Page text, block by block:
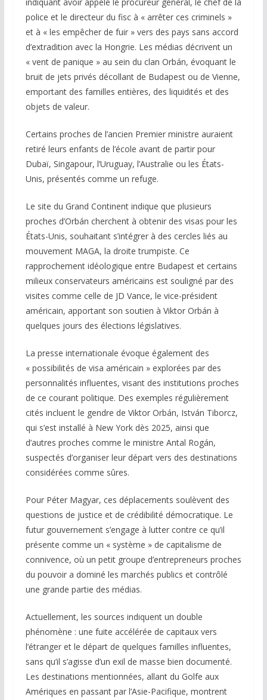
police et le directeur du fisc à « arrêter ces criminels »
et à « les empêcher de fuir » vers des pays sans accord
d’extradition avec la Hongrie. Les médias décrivent un
« vent de panique » au sein du clan Orbán, évoquant le
bruit de jets privés décollant de Budapest ou de Vienne,
emportant des familles entières, des liquidités et des
objets de valeur.
Certains proches de l’ancien Premier ministre auraient
retiré leurs enfants de l’école avant de partir pour
Dubaï, Singapour, l’Uruguay, l’Australie ou les États-
Unis, présentés comme un refuge.
Le site du Grand Continent indique que plusieurs
proches d’Orbán cherchent à obtenir des visas pour les
États-Unis, souhaitant s’intégrer à des cercles liés au
mouvement MAGA, la droite trumpiste. Ce
rapprochement idéologique entre Budapest et certains
milieux conservateurs américains est souligné par des
visites comme celle de JD Vance, le vice-président
américain, apportant son soutien à Viktor Orbán à
quelques jours des élections législatives.
La presse internationale évoque également des
« possibilités de visa américain » explorées par des
personnalités influentes, visant des institutions proches
de ce courant politique. Des exemples régulièrement
cités incluent le gendre de Viktor Orbán, István Tiborcz,
qui s’est installé à New York dès 2025, ainsi que
d’autres proches comme le ministre Antal Rogán,
suspectés d’organiser leur départ vers des destinations
considérées comme sûres.
Pour Péter Magyar, ces déplacements soulèvent des
questions de justice et de crédibilité démocratique. Le
futur gouvernement s’engage à lutter contre ce qu’il
présente comme un « système » de capitalisme de
connivence, où un petit groupe d’entrepreneurs proches
du pouvoir a dominé les marchés publics et contrôlé
une grande partie des médias.
Actuellement, les sources indiquent un double
phénomène : une fuite accélérée de capitaux vers
l’étranger et le départ de quelques familles influentes,
sans qu’il s’agisse d’un exil de masse bien documenté.
Les destinations mentionnées, allant du Golfe aux
Amériques en passant par l’Asie-Pacifique, montrent